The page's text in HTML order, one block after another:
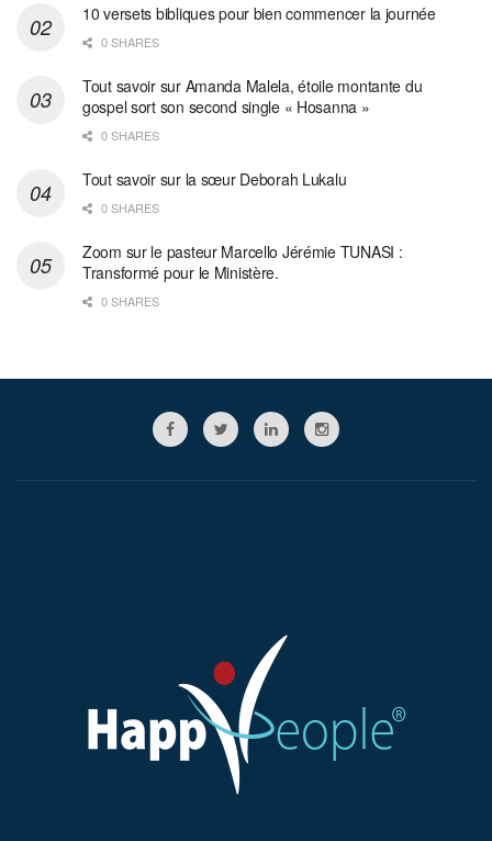
10 versets bibliques pour bien commencer la journée
0 SHARES
Tout savoir sur Amanda Malela, étoile montante du
gospel sort son second single « Hosanna »
0 SHARES
Tout savoir sur la sœur Deborah Lukalu
0 SHARES
Zoom sur le pasteur Marcello Jérémie TUNASI :
Transformé pour le Ministère.
0 SHARES